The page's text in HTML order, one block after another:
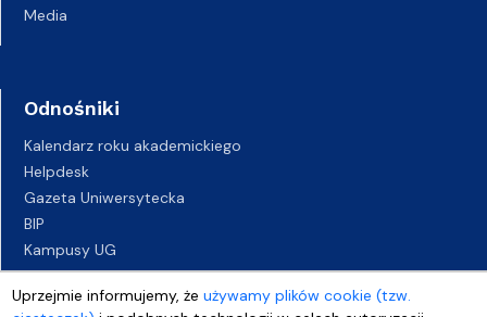
Uprzejmie informujemy, żeużywamy plików cookie (tzw.
Media
Odnośniki
Kalendarz roku akademickiego
Helpdesk
Gazeta Uniwersytecka
BIP
Kampusy UG
Biuro Karier UG
Oferty pracy